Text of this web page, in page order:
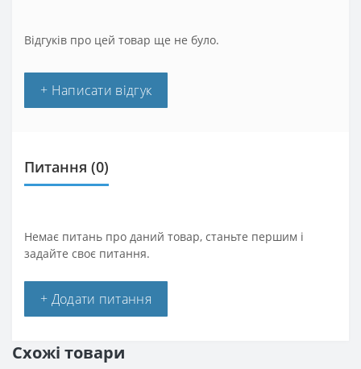
Відгуків про цей товар ще не було.
+ Написати відгук
Питання (0)
Немає питань про даний товар, станьте першим і
задайте своє питання.
+ Додати питання
Схожі товари